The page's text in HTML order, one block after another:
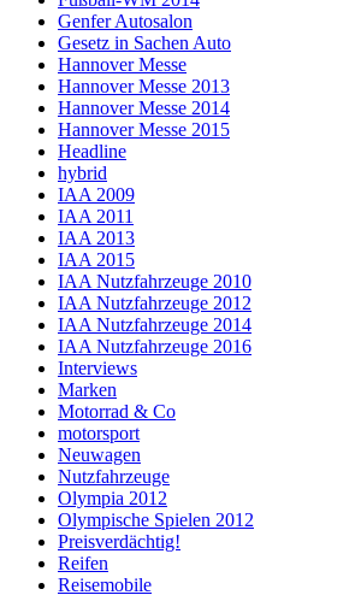
Genfer Autosalon
Gesetz in Sachen Auto
Hannover Messe
Hannover Messe 2013
Hannover Messe 2014
Hannover Messe 2015
Headline
hybrid
IAA 2009
IAA 2011
IAA 2013
IAA 2015
IAA Nutzfahrzeuge 2010
IAA Nutzfahrzeuge 2012
IAA Nutzfahrzeuge 2014
IAA Nutzfahrzeuge 2016
Interviews
Marken
Motorrad & Co
motorsport
Neuwagen
Nutzfahrzeuge
Olympia 2012
Olympische Spielen 2012
Preisverdächtig!
Reifen
Reisemobile